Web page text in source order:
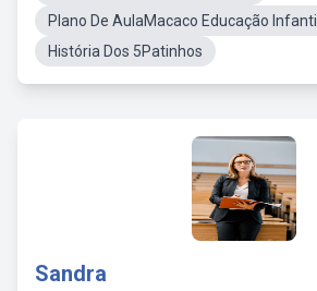
Plano De AulaMacaco Educação Infantil
História Dos 5Patinhos
Sandra